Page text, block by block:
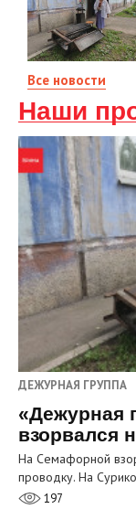
Все новости
Наши
ДЕЖУРНАЯ ГРУППА
«Дежурная
взорвался
На Семафорной
проводку. На
197